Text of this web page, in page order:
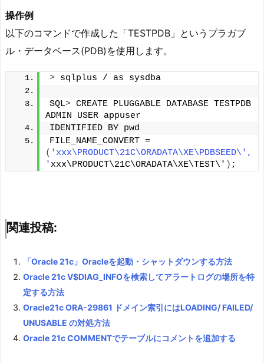
操作例
以下のコマンドで作成した「TESTPDB」というプラガブ
ル・データベース(PDB)を使用します。
> sqlplus / as sysdba
SQL> CREATE PLUGGABLE DATABASE TESTPDB
ADMIN USER appuser
IDENTIFIED BY pwd
( 'xxx\PRODUCT\21C\ORADATA\XE\PDBSEED\',
' xxx\PRODUCT\21C\ORADATA\XE\TEST\' ) ;
関連投稿:
「Oracle 21c」Oracleを起動・シャットダウンする方法
Oracle 21c V$DIAG_INFOを検索してアラートログの場所を特
定する方法
Oracle21c ORA-29861 ドメイン索引にはLOADING/ FAILED/
UNUSABLE の対処方法
Oracle 21c COMMENTでテーブルにコメントを追加する